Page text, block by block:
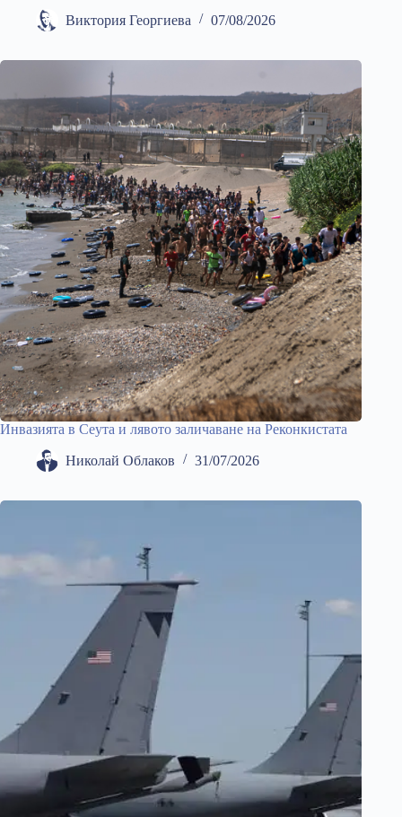
Виктория Георгиева 07/08/2026
Инвазията в Сеута и лявото заличаване на Реконкистата
Николай Облаков 31/07/2026